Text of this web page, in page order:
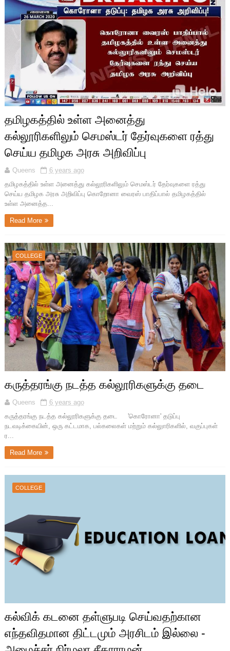
தமிழகத்தில் உள்ள அனைத்து
கல்லூரிகளிலும் செமஸ்டர் தேர்வுகளை ரத்து
செய்ய தமிழக அரசு அறிவிப்பு
Queens
6 years ago
தமிழகத்தில் உள்ள அனைத்து கல்லூரிகளிலும் செமஸ்டர் தேர்வுகளை ரத்து
செய்ய தமிழக அரசு அறிவிப்பு கொறோனா வைரஸ் பாதிப்பால் தமிழகத்தில்
உள்ள அனைத்த...
Read More
COLLEGE
கருத்தரங்கு நடத்த கல்லூரிகளுக்கு தடை
Queens
6 years ago
கருத்தரங்கு நடத்த கல்லூரிகளுக்கு தடை 'கொரோனா' தடுப்பு
நடவடிக்கையின், ஒரு கட்டமாக, பல்கலைகள் மற்றும் கல்லுாரிகளில், வகுப்புகள்
ர...
Read More
COLLEGE
கல்விக் கடனை தள்ளுபடி செய்வதற்கான
எந்தவிதமான திட்டமும் அரசிடம் இல்லை -